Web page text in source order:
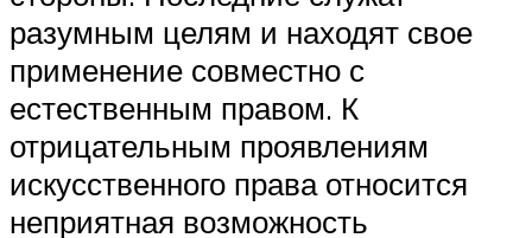
разумным целям и находят свое
применение совместно с
естественным правом. К
отрицательным проявлениям
искусственного права относится
неприятная возможность